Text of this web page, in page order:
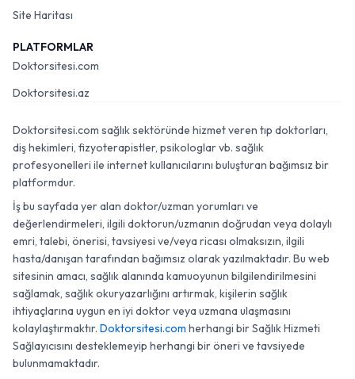
Site Haritası
PLATFORMLAR
Doktorsitesi.com
Doktorsitesi.az
Doktorsitesi.com sağlık sektöründe hizmet veren tıp doktorları,
diş hekimleri, fizyoterapistler, psikologlar vb. sağlık
profesyonelleri ile internet kullanıcılarını buluşturan bağımsız bir
platformdur.
İş bu sayfada yer alan doktor/uzman yorumları ve
değerlendirmeleri, ilgili doktorun/uzmanın doğrudan veya dolaylı
emri, talebi, önerisi, tavsiyesi ve/veya ricası olmaksızın, ilgili
hasta/danışan tarafından bağımsız olarak yazılmaktadır. Bu web
sitesinin amacı, sağlık alanında kamuoyunun bilgilendirilmesini
sağlamak, sağlık okuryazarlığını artırmak, kişilerin sağlık
ihtiyaçlarına uygun en iyi doktor veya uzmana ulaşmasını
kolaylaştırmaktır. Doktorsitesi.com herhangi bir Sağlık Hizmeti
Sağlayıcısını desteklemeyip herhangi bir öneri ve tavsiyede
bulunmamaktadır.